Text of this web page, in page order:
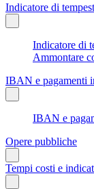
Indicatore di
Indicatore di
Ammontare
IBAN e pagamenti
IBAN e
Opere pubbliche
Tempi costi e